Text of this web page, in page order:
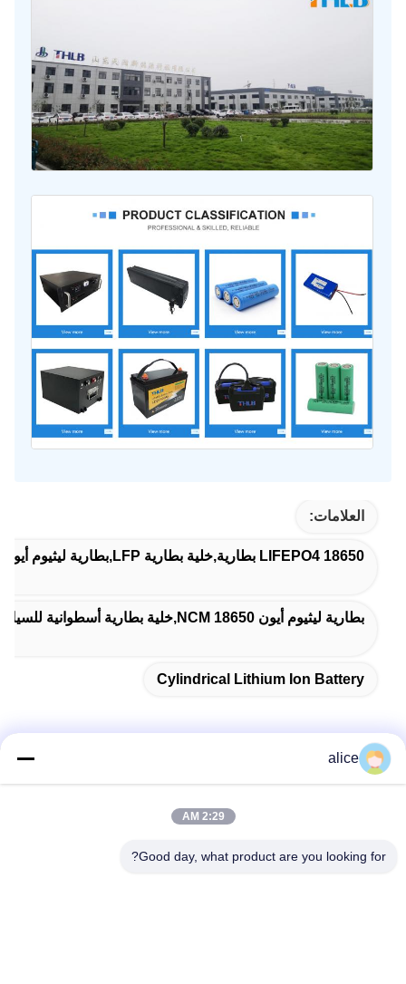
العلامات:
18650 LIFEPO4 بطارية,خلية بطارية LFP,بطارية ليثيوم أيونية أسطوانية
بطارية ليثيوم أيون NCM 18650,خلية بطارية أسطوانية للسيارات الكهربائية,خلية بطارية للسيارات الكهربائية بسعة 2600 مللي أمبير في الساعة
Cylindrical Lithium Ion Battery
طريق فويوان الخامس، حديقة صناعة بطاريات الليثيوم، المنطقة
alice
2:29 AM
Good day, what product are you looking for?